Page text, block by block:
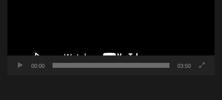
00:00 03:50